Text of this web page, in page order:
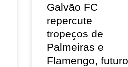
Galvão FC
repercute
tropeços de
Palmeiras e
Flamengo, futuro